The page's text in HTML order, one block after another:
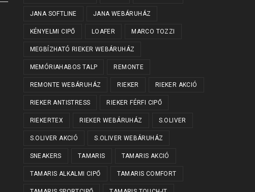
JANA SOFTLINE JANA WEBÁRUHÁZ
KÉNYELMI CIPŐ LOAFER MARCO TOZZI
MEGBÍZHATÓ RIEKER WEBÁRUHÁZ
MEMÓRIAHABOS TALP REMONTE
REMONTE WEBÁRUHÁZ RIEKER RIEKER AKCIÓ
RIEKER ANTISTRESS RIEKER FÉRFI CIPŐ
RIEKERTEX RIEKER WEBÁRUHÁZ S.OLIVER
S.OLIVER AKCIÓ S.OLIVER WEBÁRUHÁZ
SNEAKERS TAMARIS TAMARIS AKCIÓ
TAMARIS ALKALMI CIPŐ TAMARIS COMFORT